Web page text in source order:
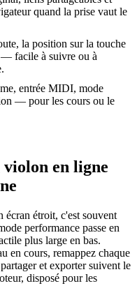
quand la prise vaut le
la position sur la touche
facile à suivre ou à
entrée MIDI, mode
— pour les cours ou le
en ligne
écran étroit, c'est souvent
performance passe en
plus large en bas.
en cours, remappez chaque
et exporter suivent le
disposé pour les